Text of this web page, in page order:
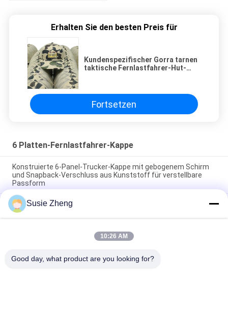
Erhalten Sie den besten Preis für
Kundenspezifischer Gorra tarnen
taktische Fernlastfahrer-Hut-
Fortsetzen
6 Platten-Fernlastfahrer-Kappe
Konstruierte 6-Panel-Trucker-Kappe mit gebogenem Schirm
und Snapback-Verschluss aus Kunststoff für verstellbare
Passform
Maßgeschneiderte 6-Panel-Trucker-Kappe mit markanter
Krone und saugfähigem Baumwollschweißband für alle
Jahreszeiten
Maßgeschneiderte 6-Panel-Trucker-Cap mit gesticktem Logo
Susie Zheng
10:26 AM
Good day, what product are you looking for?